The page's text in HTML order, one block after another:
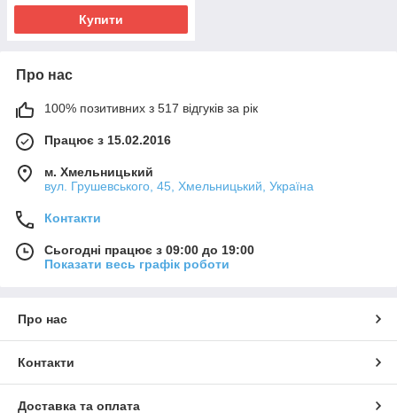
Купити
Про нас
100% позитивних з 517 відгуків за рік
Працює з 15.02.2016
м. Хмельницький
вул. Грушевського, 45, Хмельницький, Україна
Контакти
Сьогодні працює з 09:00 до 19:00
Показати весь графік роботи
Про нас
Контакти
Доставка та оплата